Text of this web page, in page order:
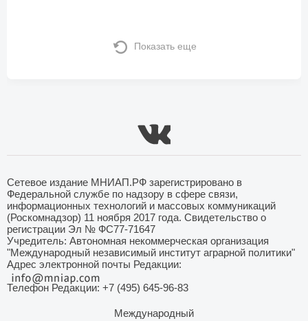
Показать еще
Сетевое издание МНИАП.РФ зарегистрировано в
Федеральной службе по надзору в сфере связи,
информационных технологий и массовых коммуникаций
(Роскомнадзор) 11 ноября 2017 года. Свидетельство о
регистрации Эл № ФС77-71647
Учредитель: Автономная некоммерческая организация
"Международный независимый институт аграрной политики"
Адрес электронной почты Редакции:
Телефон Редакции: +7 (495) 645-96-83
Международный